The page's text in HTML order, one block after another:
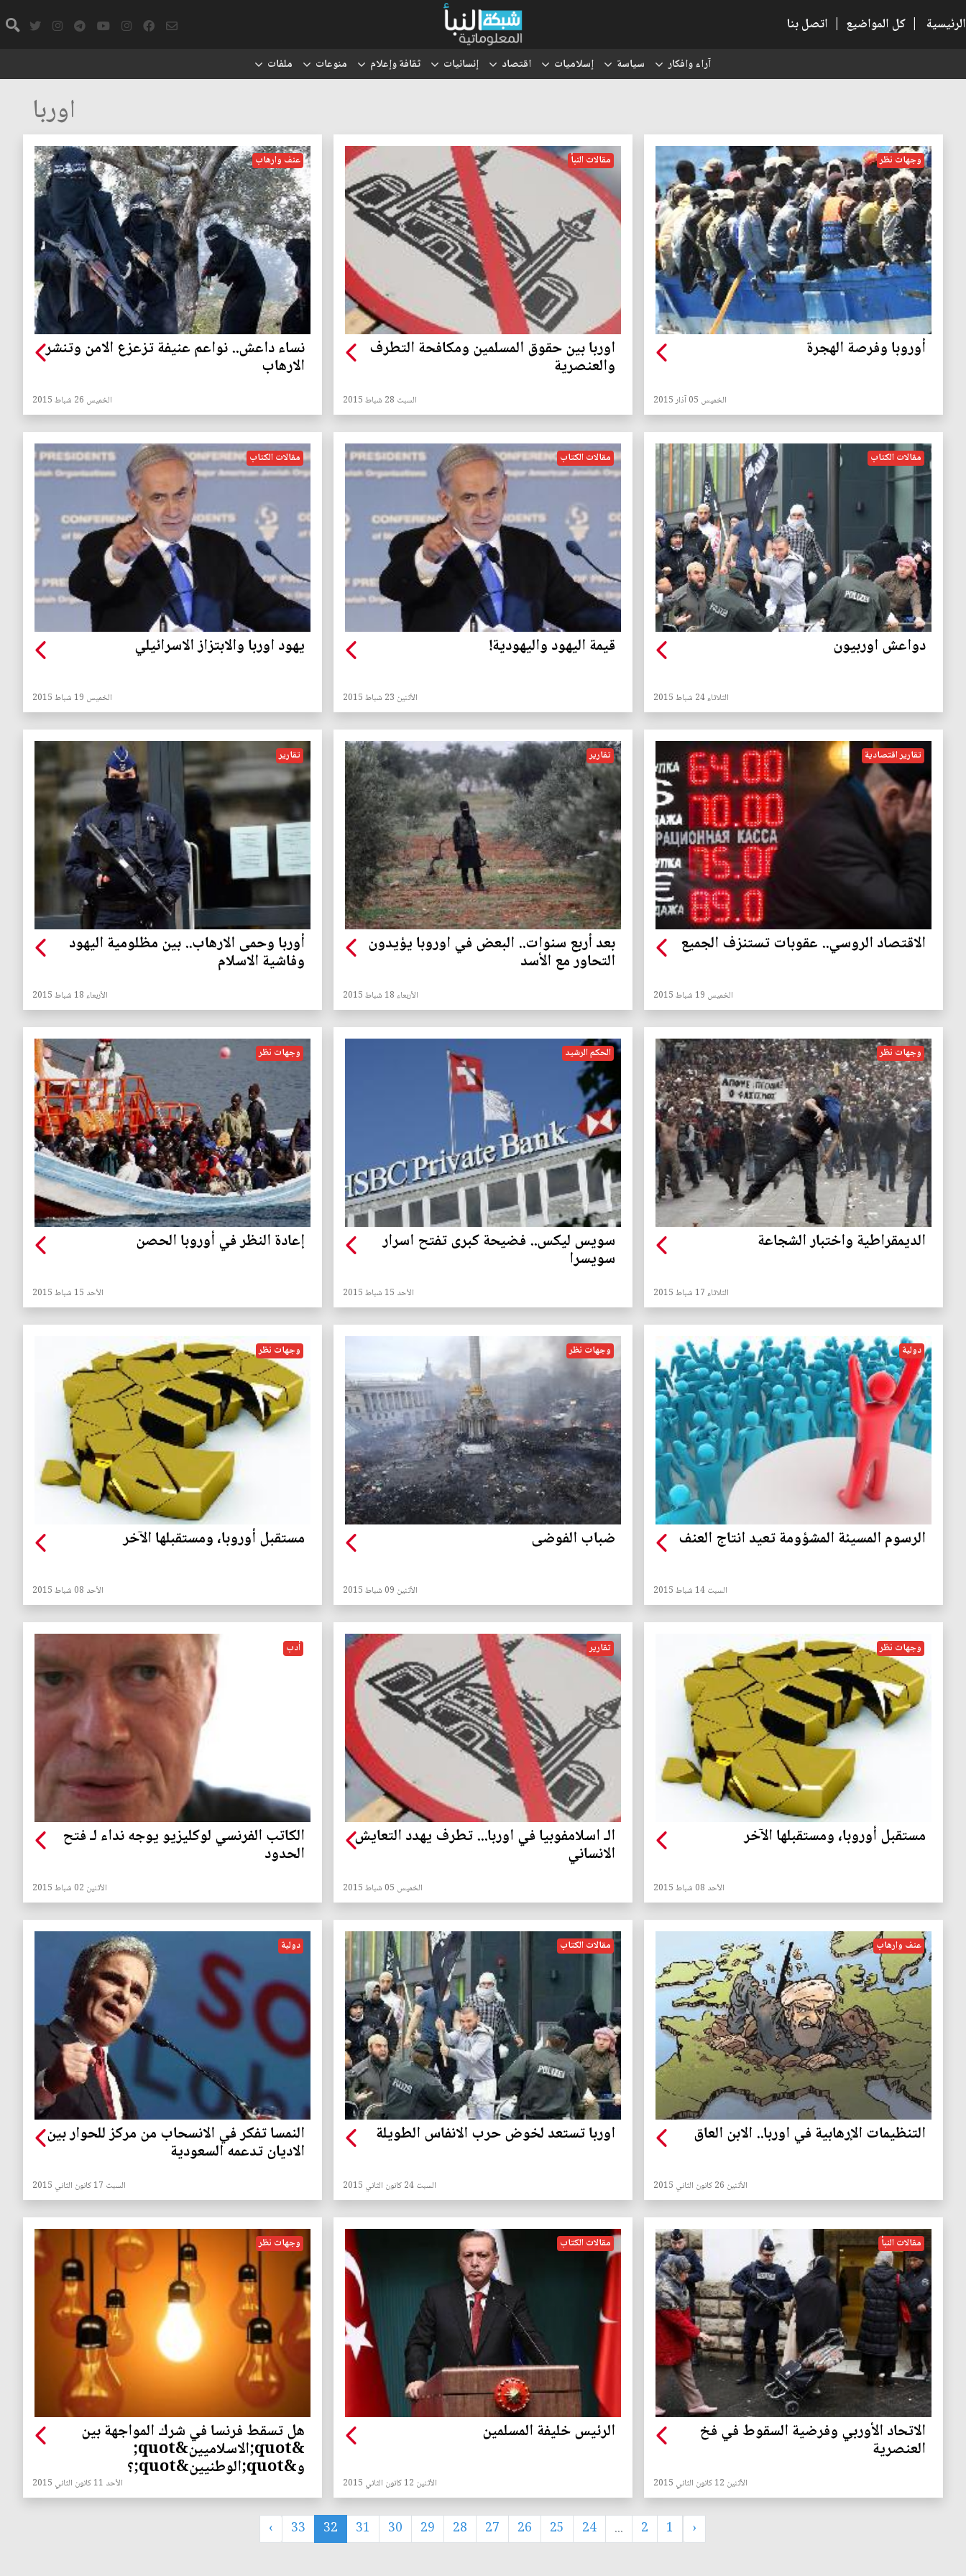
الرئيسية | كل المواضيع | اتصل بنا
آراء وافكار سياسة إسلاميات اقتصاد إنسانيات ثقافة وإعلام منوعات ملفات
اوربا
وجهات نظر
أوروبا وفرصة الهجرة
الخميس 05 آذار 2015
مقالات النبأ
اوربا بين حقوق المسلمين ومكافحة التطرف
والعنصرية
السبت 28 شباط 2015
عنف وارهاب
نساء داعش.. نواعم عنيفة تزعزع الامن وتنشر
الارهاب
الخميس 26 شباط 2015
مقالات الكتاب
دواعش اوربيون
الثلاثاء 24 شباط 2015
مقالات الكتاب
قيمة اليهود واليهودية!
الأثنين 23 شباط 2015
مقالات الكتاب
يهود اوربا والابتزاز الاسرائيلي
الخميس 19 شباط 2015
تقارير اقتصادية
الاقتصاد الروسي.. عقوبات تستنزف الجميع
الخميس 19 شباط 2015
تقارير
بعد أربع سنوات.. البعض في اوروبا يؤيدون
التحاور مع الأسد
الأربعاء 18 شباط 2015
تقارير
أوربا وحمى الارهاب.. بين مظلومية اليهود
وفاشية الاسلام
الأربعاء 18 شباط 2015
وجهات نظر
الديمقراطية واختبار الشجاعة
الثلاثاء 17 شباط 2015
الحكم الرشيد
سويس ليكس.. فضيحة كبرى تفتح اسرار
سويسرا
الأحد 15 شباط 2015
وجهات نظر
إعادة النظر في أوروبا الحصن
الأحد 15 شباط 2015
دولية
الرسوم المسيئة المشؤومة تعيد انتاج العنف
السبت 14 شباط 2015
وجهات نظر
ضباب الفوضى
الأثنين 09 شباط 2015
وجهات نظر
مستقبل أوروبا، ومستقبلها الآخر
الأحد 08 شباط 2015
وجهات نظر
مستقبل أوروبا، ومستقبلها الآخر
الأحد 08 شباط 2015
تقارير
الـ اسلامفوبيا في اوربا... تطرف يهدد التعايش
الانساني
الخميس 05 شباط 2015
أدب
الكاتب الفرنسي لوكليزيو يوجه نداء لـ فتح
الحدود
الأثنين 02 شباط 2015
عنف وارهاب
التنظيمات الإرهابية في اوربا.. الابن العاق
الأثنين 26 كانون الثاني 2015
مقالات الكتاب
اوربا تستعد لخوض حرب الانفاس الطويلة
السبت 24 كانون الثاني 2015
دولية
النمسا تفكر في الانسحاب من مركز للحوار بين
الاديان تدعمه السعودية
السبت 17 كانون الثاني 2015
مقالات النبأ
الاتحاد الأوربي وفرضية السقوط في فخ
العنصرية
الأثنين 12 كانون الثاني 2015
مقالات الكتاب
الرئيس خليفة المسلمين
الأثنين 12 كانون الثاني 2015
وجهات نظر
هل تسقط فرنسا في شرك المواجهة بين
&quot;الاسلاميين&quot;
و&quot;الوطنيين&quot;؟
الأحد 11 كانون الثاني 2015
‹
1
2
...
24
25
26
27
28
29
30
31
32
33
›